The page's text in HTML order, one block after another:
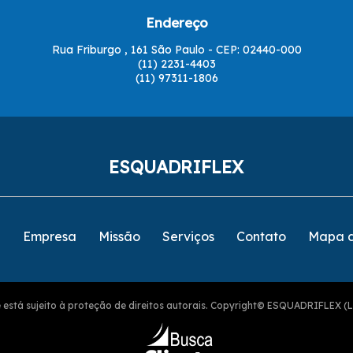
Endereço
Rua Friburgo , 161 São Paulo - CEP: 02440-000
(11) 2231-4403
(11) 97311-1806
ESQUADRIFLEX
Empresa Missão Serviços Contato Mapa
sujeito à proteção de direitos autorais. Copyright© ESQUADRIFLEX